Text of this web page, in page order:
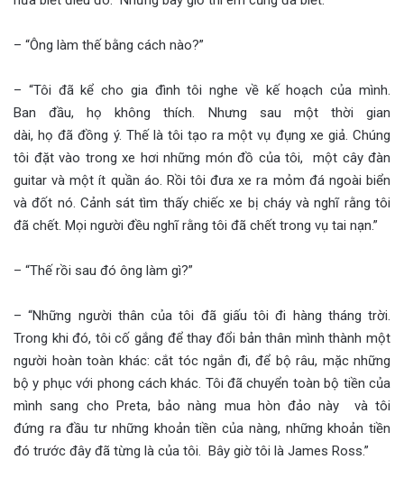
– “Ông làm thế bằng cách nào?”
– “Tôi đã kể cho gia đình tôi nghe về kế hoạch của mình.
Ban đầu, họ không thích. Nhưng sau một thời gian
dài, họ đã đồng ý. Thế là tôi tạo ra một vụ đụng xe giả. Chúng
tôi đặt vào trong xe hơi những món đồ của tôi, một cây đàn
guitar và một ít quần áo. Rồi tôi đưa xe ra mỏm đá ngoài biển
và đốt nó. Cảnh sát tìm thấy chiếc xe bị cháy và nghĩ rằng tôi
đã chết. Mọi người đều nghĩ rằng tôi đã chết trong vụ tai nạn.”
– “Thế rồi sau đó ông làm gì?”
– “Những người thân của tôi đã giấu tôi đi hàng tháng trời.
Trong khi đó, tôi cố gắng để thay đổi bản thân mình thành một
người hoàn toàn khác: cắt tóc ngắn đi, để bộ râu, mặc những
bộ y phục với phong cách khác. Tôi đã chuyển toàn bộ tiền của
mình sang cho Preta, bảo nàng mua hòn đảo này và tôi
đứng ra đầu tư những khoản tiền của nàng, những khoản tiền
đó trước đây đã từng là của tôi. Bây giờ tôi là James Ross.”